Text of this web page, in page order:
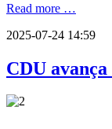
Read more …
2025-07-24 14:59
CDU